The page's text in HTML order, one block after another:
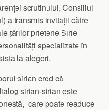
scrutinului, Consiliul
a transmis invitații către
țărilor prietene Siriei
specializate în
la alegeri.
sirian cred că
sirian-sirian este
care poate readuce